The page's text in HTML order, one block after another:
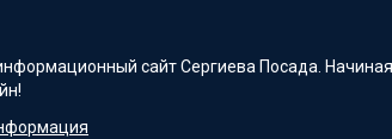
сайт Сергиева Посада.